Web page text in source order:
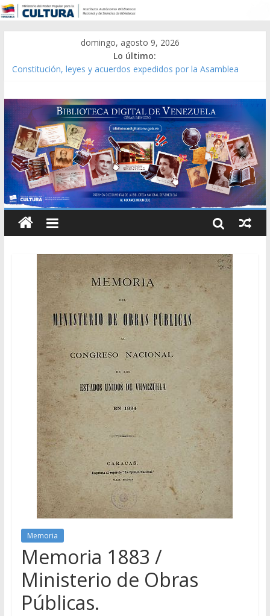
domingo, agosto 9, 2026
Lo último:
Constitución, leyes y acuerdos expedidos por la Asamblea
Modesta Bor Sánchez [material gráfico]
Gaceta Oficial de la República de Venezuela año CXXXIII Mes V,
Caracas 09 de marzo de 2006 N° 38.394
Catálogo temático de obras de Modesta Bor
Memoria
Memoria 1883 /
Ministerio de Obras
Públicas.